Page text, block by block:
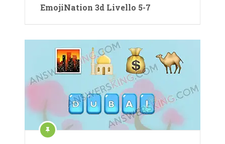
EmojiNation 3d Livello 5-7